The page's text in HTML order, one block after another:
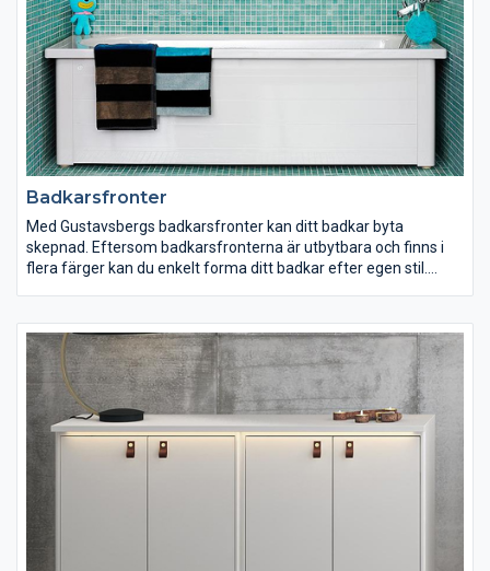
Badkarsfronter
Med Gustavsbergs badkarsfronter kan ditt badkar byta
skepnad. Eftersom badkarsfronterna är utbytbara och finns i
flera färger kan du enkelt forma ditt badkar efter egen stil.
badkarsfronter döljer avloppsanslutningen samtidigt som
fronterna har en annan smart lösning: med ett enkelt
handgrepp kan du skjuta upp fronten för att lättare komma åt
under badkaret vid städning.